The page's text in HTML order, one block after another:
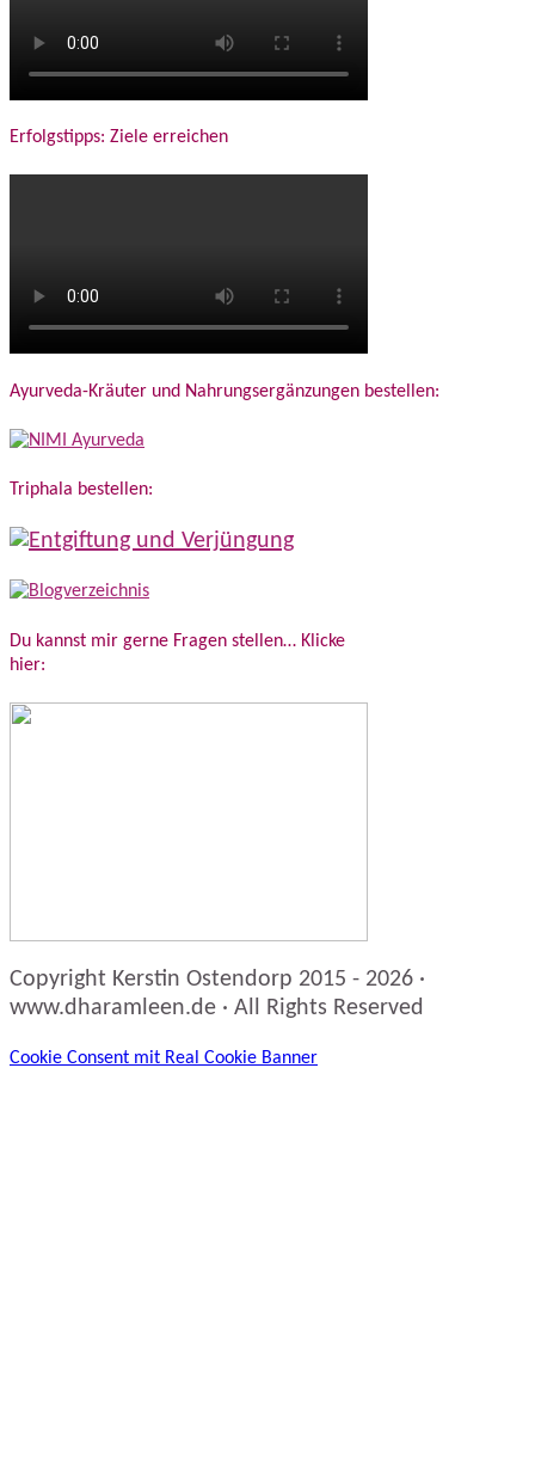
Erfolgstipps: Ziele erreichen
Ayurveda-Kräuter und Nahrungsergänzungen bestellen:
Triphala bestellen:
Du kannst mir gerne Fragen stellen… Klicke
hier:
Copyright Kerstin Ostendorp 2015 - 2026 ·
www.dharamleen.de · All Rights Reserved
Cookie Consent mit Real Cookie Banner